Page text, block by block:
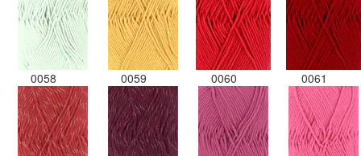
0058 0059 0060 0061